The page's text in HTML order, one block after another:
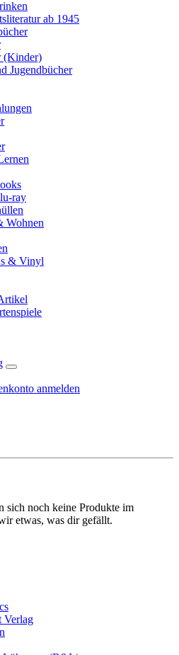
ab 1945
(Kinder)
Jugendbücher
ray
Wohnen
& Vinyl
anmelden
sich noch keine Produkte im
etwas, was dir gefällt.
Verlag